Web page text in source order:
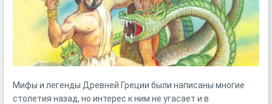
Мифы и легенды Древней Греции были написаны многие
столетия назад, но интерес к ним не угасает и в